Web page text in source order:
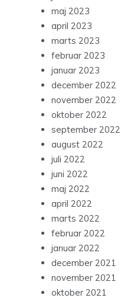
maj 2023
april 2023
marts 2023
februar 2023
januar 2023
december 2022
november 2022
oktober 2022
september 2022
august 2022
juli 2022
juni 2022
maj 2022
april 2022
marts 2022
februar 2022
januar 2022
december 2021
november 2021
oktober 2021